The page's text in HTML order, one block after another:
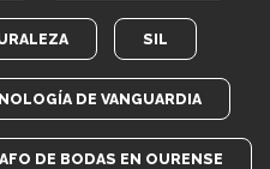
SIL
DE VANGUARDIA
DE BODAS EN OURENSE